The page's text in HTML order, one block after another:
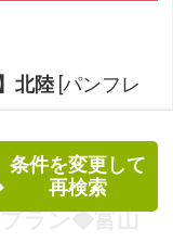
条件を変更して
再検索
北陸 [パンフレ
申込限定だ
限定＞スキ
プラン◆富山